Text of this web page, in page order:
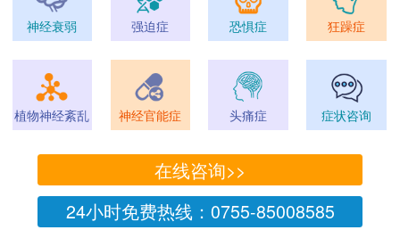
神经衰弱 强迫症 恐惧症 狂躁症
植物神经紊乱 神经官能症 头痛症 症状咨询
在线咨询>>
24小时免费热线：0755-85008585